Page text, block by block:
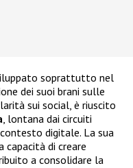
soprattutto nel
dei suoi brani sulle
sui social, è riuscito
, lontana dai circuiti
digitale. La sua
capacità di creare
a consolidare la